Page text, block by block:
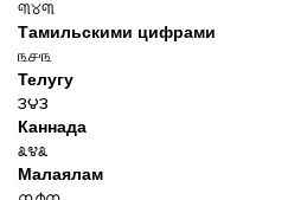
୩୪୩
Тамильскими цифрами
௩௪௩
Телугу
౩౪౩
Каннада
೩೪೩
Малаялам